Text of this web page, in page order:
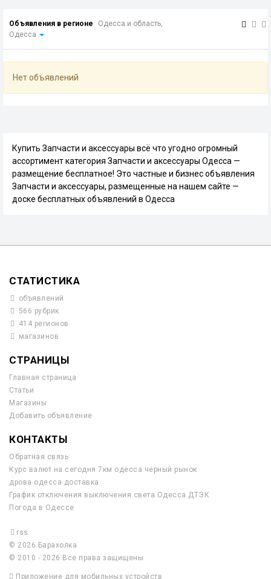
Объявления в регионе
Одесса и область,
Одесса
Нет объявлений
Купить Запчасти и аксессуары всё что угодно огромный
ассортимент категория Запчасти и аксессуары Одесса —
размещение бесплатное! Это частные и бизнес объявления
Запчасти и аксессуары, размещенные на нашем сайте —
доске бесплатных объявлений в Одесса
СТАТИСТИКА
объявлений
566 рубрик
414 регионов
магазинов
СТРАНИЦЫ
Главная страница
Статьи
Магазины
Добавить объявление
КОНТАКТЫ
Обратная связь
Курс валют на сегодня 7км одесса черный рынок
дрова одесса доставка
График отключения выключения света Одесса ДТЭК
Погода в Одессе
rss
© 2026 Барахолка
© 2010 - 2026 Все права защищены
Приложение для мобильных устройств